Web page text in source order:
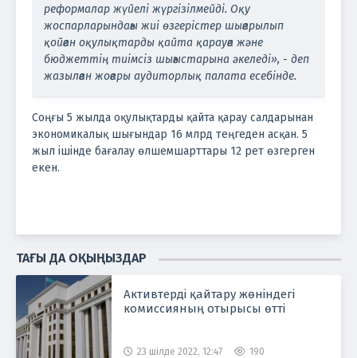
реформалар жүйелі жүргізілмейді. Оқу
жоспарларындағы жиі өзгерістер шығарылып
қойған оқулықтарды қайта қарауға және
бюджеттің тиімсіз шығыстарына әкеледі», - деп
жазылған жоғары аудиторлық палата есебінде.
Соңғы 5 жылда оқулықтарды қайта қарау салдарынан
экономикалық шығындар 16 млрд теңгеден асқан. 5
жыл ішінде бағалау өлшемшарттары 12 рет өзгерген
екен.
ТАҒЫ ДА ОҚЫҢЫЗДАР
Активтерді қайтару жөніндегі
комиссияның отырысы өтті
23 шілде 2022, 12:47 190